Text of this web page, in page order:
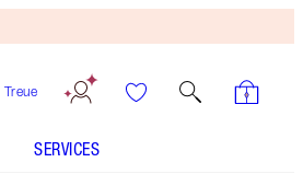
Treue
SERVICES